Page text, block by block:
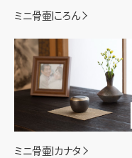
ミニ骨壷|ころん
ミニ骨壷|カナタ